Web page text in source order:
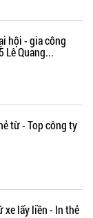
hội - gia công
Lê Quang...
từ - Top công ty
xe lấy liền - In thẻ